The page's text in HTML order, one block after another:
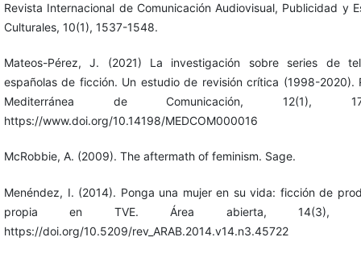
Revista Internacional de Comunicación Audiovisual, Publicidad y
Culturales, 10(1), 1537-1548.
Mateos-Pérez, J. (2021) La investigación sobre series de
españolas de ficción. Un estudio de revisión crítica (1998-2020).
Mediterránea de Comunicación, 12(1),
https://www.doi.org/10.14198/MEDCOM000016
McRobbie, A. (2009). The aftermath of feminism. Sage.
Menéndez, I. (2014). Ponga una mujer en su vida: ficción de
propia en TVE. Área abierta, 14(3),
https://doi.org/10.5209/rev_ARAB.2014.v14.n3.45722